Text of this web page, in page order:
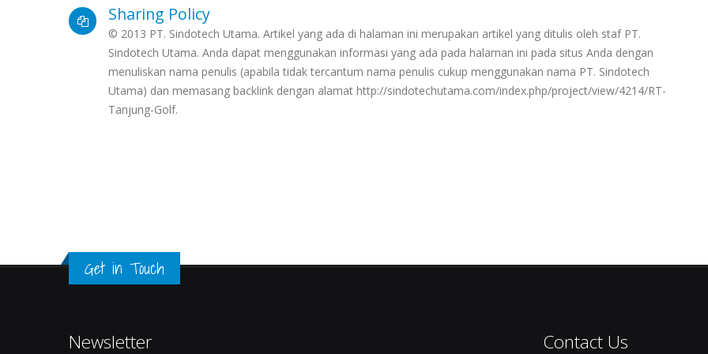
Sharing Policy
© 2013 PT. Sindotech Utama. Artikel yang ada di halaman ini merupakan artikel yang ditulis oleh staf PT.
Sindotech Utama. Anda dapat menggunakan informasi yang ada pada halaman ini pada situs Anda dengan
menuliskan nama penulis (apabila tidak tercantum nama penulis cukup menggunakan nama PT. Sindotech
Utama) dan memasang backlink dengan alamat http://sindotechutama.com/index.php/project/view/4214/RT-
Tanjung-Golf.
Get in Touch
Newsletter Contact Us